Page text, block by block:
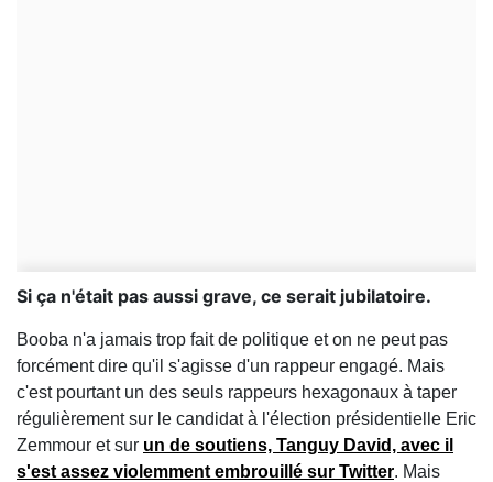
Si ça n'était pas aussi grave, ce serait jubilatoire.
Booba n'a jamais trop fait de politique et on ne peut pas
forcément dire qu'il s'agisse d'un rappeur engagé. Mais
c'est pourtant un des seuls rappeurs hexagonaux à taper
régulièrement sur le candidat à l'élection présidentielle Eric
Zemmour et sur un de soutiens, Tanguy David, avec il
s'est assez violemment embrouillé sur Twitter. Mais